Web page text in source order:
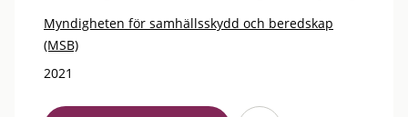
Myndigheten för samhällsskydd och beredskap
(MSB)
2021